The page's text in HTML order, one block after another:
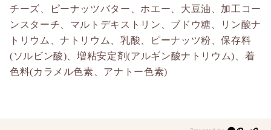
チーズ、ピーナッツバター、ホエー、大豆油、加工コー
ンスターチ、マルトデキストリン、ブドウ糖、リン酸ナ
トリウム、ナトリウム、乳酸、ピーナッツ粉、保存料
(ソルビン酸)、増粘安定剤(アルギン酸ナトリウム)、着
色料(カラメル色素、アナトー色素)